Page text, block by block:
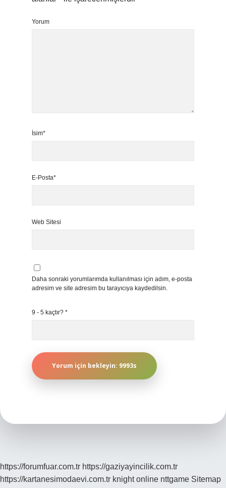
Yorum
İsim*
E-Posta*
Web Sitesi
Daha sonraki yorumlarımda kullanılması için adım, e-posta
adresim ve site adresim bu tarayıcıya kaydedilsin.
9 - 5 kaçtır? *
https://forumfuar.com.tr https://gaziyayincilik.com.tr
https://kartanesimodaevi.com.tr knight online nttgame Sitemap